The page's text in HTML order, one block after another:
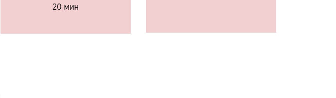
20 мин